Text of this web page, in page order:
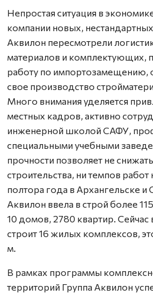
Непростая ситуация в
компании новых,
Аквилон пересмотрели
материалов и комплектующих,
работу по импортозамещению,
свое производство
Много внимания уделяется
местных кадров, активно
инженерной школой САФУ,
специальными учебными
прочности позволяет не
строительства, ни темпов
полтора года в Архангельске и
Аквилон ввела в строй более
10 домов, 2780 квартир.
строит 16 жилых комплексов,
м.
В рамках программы
территорий Группа Аквилон